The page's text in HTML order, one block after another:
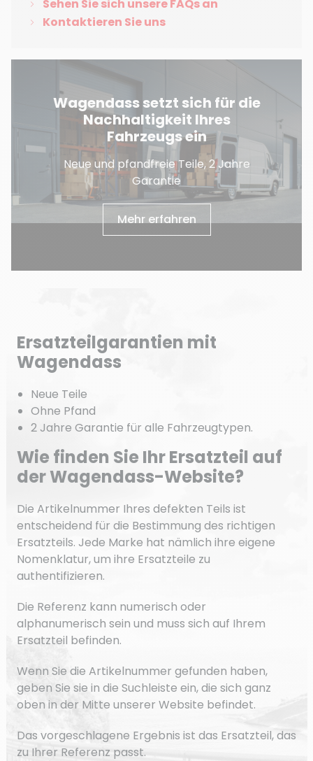
Sehen Sie sich unsere FAQs an
Kontaktieren Sie uns
Wagendass setzt sich für die
Nachhaltigkeit Ihres
Fahrzeugs ein
Neue und pfandfreie Teile, 2 Jahre
Garantie
Mehr erfahren
Ersatzteilgarantien mit
Wagendass
Neue Teile
Ohne Pfand
2 Jahre Garantie für alle Fahrzeugtypen.
Wie finden Sie Ihr Ersatzteil auf
der Wagendass-Website?
Die Artikelnummer Ihres defekten Teils ist
entscheidend für die Bestimmung des richtigen
Ersatzteils. Jede Marke hat nämlich ihre eigene
Nomenklatur, um ihre Ersatzteile zu
authentifizieren.
Die Referenz kann numerisch oder
alphanumerisch sein und muss sich auf Ihrem
Ersatzteil befinden.
Wenn Sie die Artikelnummer gefunden haben,
geben Sie sie in die Suchleiste ein, die sich ganz
oben in der Mitte unserer Website befindet.
Das vorgeschlagene Ergebnis ist das Ersatzteil, das
zu Ihrer Referenz passt.